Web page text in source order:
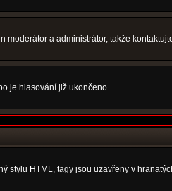
moderátor a administrátor, takže
je hlasování již ukončeno.
stylu HTML, tagy jsou uzavřeny v